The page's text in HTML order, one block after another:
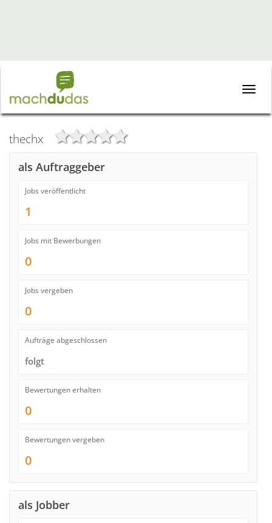
Toggle
thechx
als Auftraggeber
Jobs veröffentlicht
1
Jobs mit Bewerbungen
0
Jobs vergeben
0
Aufträge abgeschlossen
folgt
Bewertungen erhalten
0
Bewertungen vergeben
0
als Jobber